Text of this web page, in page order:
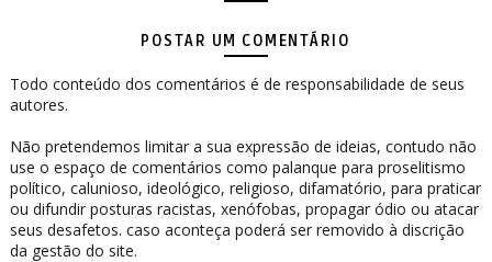
POSTAR UM COMENTÁRIO
Todo conteúdo dos comentários é de responsabilidade de seus
autores.
Não pretendemos limitar a sua expressão de ideias, contudo não
use o espaço de comentários como palanque para proselitismo
político, calunioso, ideológico, religioso, difamatório, para praticar
ou difundir posturas racistas, xenófobas, propagar ódio ou atacar
seus desafetos. caso aconteça poderá ser removido à discrição
da gestão do site.